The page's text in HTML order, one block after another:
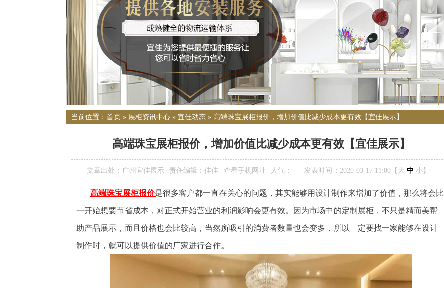
当前位置： 首页 » 展柜资讯中心 » 宜佳动态 » 高端珠宝展柜报价，增加价值比减少成本更有效【宜佳展示】
高端珠宝展柜报价，增加价值比减少成本更有效【宜佳展示】
文章出处：广州宜佳展示 责任编辑：佳佳 查看手机网址 人气： - 发表时间：2020-03-17 11:00【 大 中 小 】
高端珠宝展柜报价是很多客户都一直在关心的问题，其实能够用设计制作来增加了价值，那么将会比
一开始想要节省成本，对正式开始营业的利润影响会更有效。因为市场中的定制展柜，不只是精而美帮
助产品展示，而且价格也会比较高，当然所吸引的消费者数量也会变多，所以—定要找一家能够在设计
制作时，就可以提供价值的厂家进行合作。